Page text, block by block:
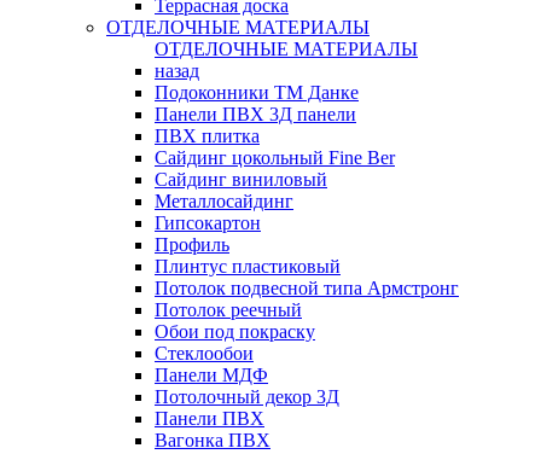
Террасная доска
ОТДЕЛОЧНЫЕ МАТЕРИАЛЫ
ОТДЕЛОЧНЫЕ МАТЕРИАЛЫ
назад
Подоконники ТМ Данке
Панели ПВХ 3Д панели
ПВХ плитка
Сайдинг цокольный Fine Ber
Сайдинг виниловый
Металлосайдинг
Гипсокартон
Профиль
Плинтус пластиковый
Потолок подвесной типа Армстронг
Потолок реечный
Обои под покраску
Стеклообои
Панели МДФ
Потолочный декор 3Д
Панели ПВХ
Вагонка ПВХ